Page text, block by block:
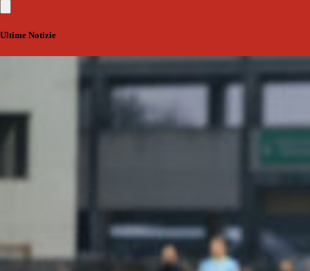
Ultime Notizie